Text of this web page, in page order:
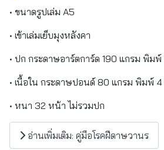
• ขนาดรูปเล่ม A5
• เข้าเล่มเย็บมุงหลังคา
• ปก กระดาษอาร์ตการ์ด 190 แกรม พิม
• เนื้อใน กระดาษปอนด์ 80 แกรม พิมพ์ 4
• หนา 32 หน้า ไม่รวมปก
อ่านเพิ่มเติม: คู่มือโรคฝีดาษวานร